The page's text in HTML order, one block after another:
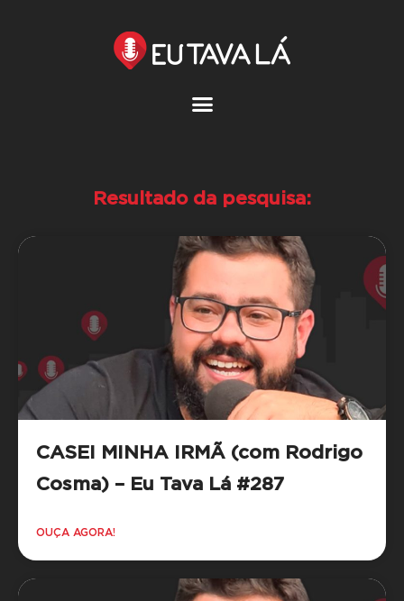
Resultado da pesquisa:
CASEI MINHA IRMÃ (com Rodrigo
Cosma) – Eu Tava Lá #287
OUÇA AGORA!